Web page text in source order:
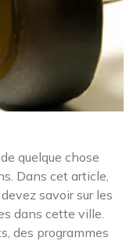
quelque chose
Dans cet article,
savoir sur les
dans cette ville.
des programmes